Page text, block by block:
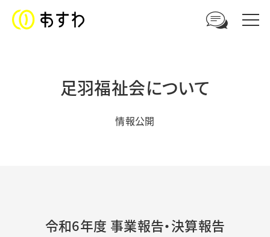
足羽福祉会への
メールフォーム
足羽福祉会について
情報公開
令和6年度 事業報告・決算報告